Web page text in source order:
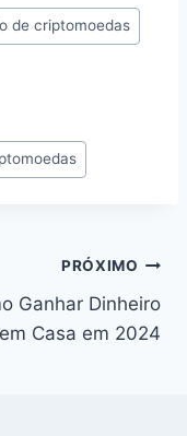
de criptomoedas
PRÓXIMO
Ganhar Dinheiro
em Casa em 2024